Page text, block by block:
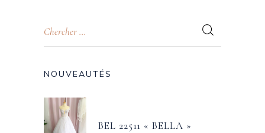
NOUVEAUTÉS
BEL 22511 « BELLA »